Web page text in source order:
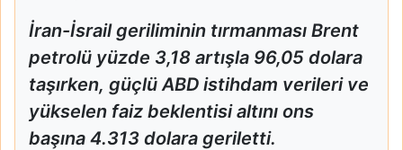
İran-İsrail geriliminin tırmanması Brent
petrolü yüzde 3,18 artışla 96,05 dolara
taşırken, güçlü ABD istihdam verileri ve
yükselen faiz beklentisi altını ons
başına 4.313 dolara geriletti.